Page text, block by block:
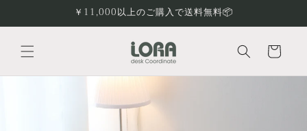
進む
￥11,000以上のご購入で送料無料📦
ー